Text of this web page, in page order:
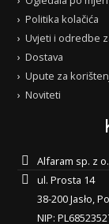
Politika kolačića
Uvjeti i odredbe
Dostava
Upute za
Noviteti
Alfaram sp. z
ul. Prosta 14
38-200 Jasło,
NIP: